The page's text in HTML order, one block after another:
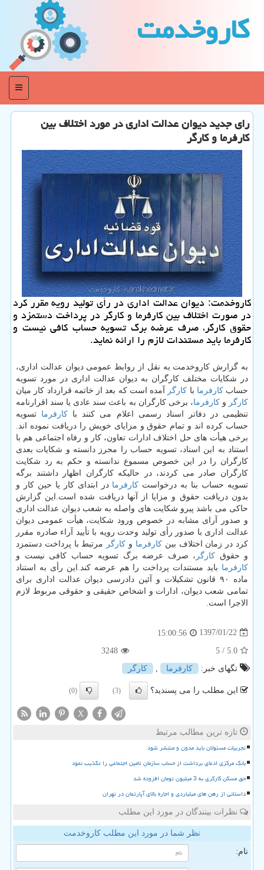
كاروخدمت
منو
رای جدید دیوان عدالت اداری در مورد اختلاف بین
كارفرما و كارگر
كاروخدمت: دیوان عدالت اداری در رأی تولید رویه مقرر كرد
در صورت اختلاف بین كارفرما و كارگر در پرداخت دستمزد و
حقوق كارگر، صرف عرضه برگ تسویه حساب كافی نیست و
كارفرما باید مستندات لازم را ارائه نماید.
به گزارش كاروخدمت به نقل از روابط عمومی دیوان عدالت اداری،
در شكایات مختلف كارگران به دیوان عدالت اداری در مورد تسویه
حسابكارفرما با كارگر
آمده است كه بعد از خاتمه قرارداد كار میان
كارگر وكارفرما، برخی كارگران به باعث سند عادی یا سند اقرارنامه
تنظیمی در دفاتر اسناد رسمی اعلام می كنند با كارفرما تسویه
حساب كرده اند و تمام حقوق و مزایای خویش را دریافت نموده اند.
برخی هیأت های حل اختلاف ادارات تعاون، كار و رفاه اجتماعی هم با
استناد به این اسناد، تسویه حساب را محرز دانسته و شكایات بعدی
كارگران را در این خصوص مسموع ندانسته و حكم به رد شكایت
كارگران صادر می كردند، در حالیكه كارگران اظهار داشتند برگه
تسویه حساب بنا به درخواست كارفرما در ابتدای كار یا حین كار و
بدون دریافت حقوق و مزایا از آنها دریافت شده است.این گزارش
حاكی می باشد پیرو شكایت های واصله به شعب دیوان عدالت اداری
و صدور آرای مشابه در خصوص ورود شكایت، هیأت عمومی دیوان
عدالت اداری با صدور رأی تولید وحدت رویه با تأیید آراء صادره مقرر
كرد در زمان اختلاف بینكارفرما و كارگر
مرتبط با پرداخت دستمزد
و حقوق كارگر ، صرف عرضه برگ تسویه حساب كافی نیست و
كارفرما باید مستندات پرداخت را هم عرضه كند.این رأی به استناد
ماده ۹۰ قانون تشكیلات و آئین دادرسی دیوان عدالت اداری برای
تمامی شعب دیوان، ادارات و اشخاص حقیقی و حقوقی مربوط لازم
الاجرا است.
1397/01/22
15:00:56
5.0
/ 5
3248
تگهای خبر:
كارفرما , كارگر
این مطلب را می پسندید؟ (3)
(0)
X
تازه ترین مطالب مرتبط
تجربیات مسئولان باید مدون و منتشر شود
بانک مرکزی ادعای برداشت از حساب سازمان تامین اجتماعی را تکذیب نمود
حق مسکن کارگری به 3 میلیون تومان افزوده شد
داستانی از رهن های میلیاردی و اجاره بالای آپارتمان در تهران
نظرات بینندگان در مورد این مطلب
نظر شما در مورد این مطلب کاروخدمت
نام: